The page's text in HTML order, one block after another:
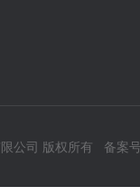
公司 版权所有 备案